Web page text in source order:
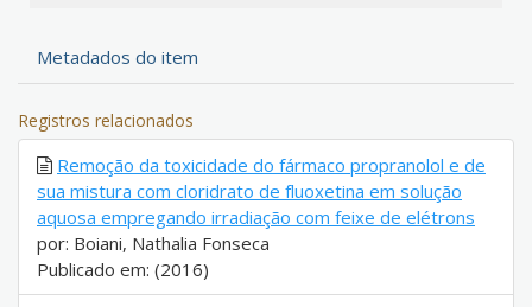
Metadados do item
Registros relacionados
Remoção da toxicidade do fármaco propranolol e de
sua mistura com cloridrato de fluoxetina em solução
aquosa empregando irradiação com feixe de elétrons
por: Boiani, Nathalia Fonseca
Publicado em: (2016)